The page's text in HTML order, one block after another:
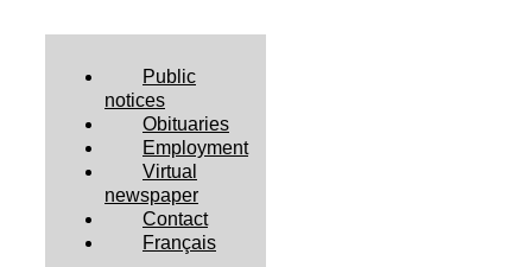
Public
notices
Obituaries
Employment
Virtual
newspaper
Contact
Français